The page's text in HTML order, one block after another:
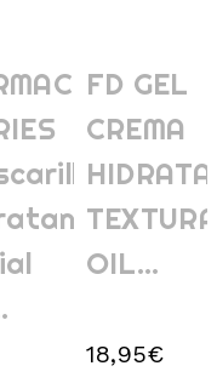
FD GEL
CREMA
OIL...
18,95€